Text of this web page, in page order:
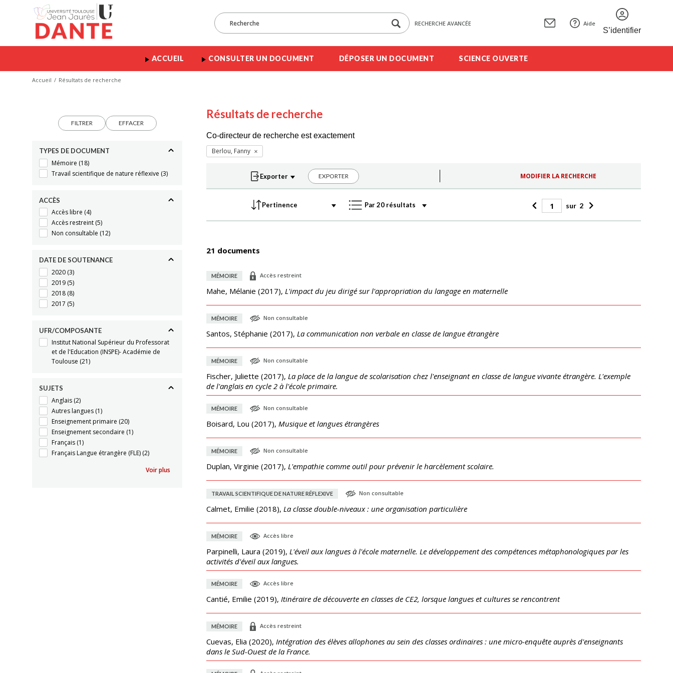
RECHERCHE AVANCÉE Aide
S’identifier
ACCUEIL CONSULTER UN DOCUMENT DÉPOSER UN DOCUMENT SCIENCE OUVERTE
Accueil Résultats de recherche
FILTRER EFFACER
TYPES DE DOCUMENT
Mémoire (18)
Travail scientifique de nature réflexive (3)
ACCÈS
Accès libre (4)
Accès restreint (5)
Non consultable (12)
DATE DE SOUTENANCE
2020 (3)
2019 (5)
2018 (8)
2017 (5)
UFR/COMPOSANTE
Institut National Supérieur du Professorat
et de l'Education (INSPE)- Académie de
Toulouse (21)
SUJETS
Anglais (2)
Autres langues (1)
Enseignement primaire (20)
Enseignement secondaire (1)
Français (1)
Français Langue étrangère (FLE) (2)
Voir plus
Résultats de recherche
Co-directeur de recherche est exactement
Berlou, Fanny
EXPORTER MODIFIER LA RECHERCHE
sur 2
21 documents
MÉMOIRE Accès restreint
Mahe, Mélanie (2017), L'impact du jeu dirigé sur l'appropriation du langage en maternelle
MÉMOIRE Non consultable
Santos, Stéphanie (2017), La communication non verbale en classe de langue étrangère
MÉMOIRE Non consultable
Fischer, Juliette (2017), La place de la langue de scolarisation chez l'enseignant en classe de langue vivante étrangère. L'exemple
de l'anglais en cycle 2 à l'école primaire.
MÉMOIRE Non consultable
Boisard, Lou (2017), Musique et langues étrangères
MÉMOIRE Non consultable
Duplan, Virginie (2017), L'empathie comme outil pour prévenir le harcèlement scolaire.
TRAVAIL SCIENTIFIQUE DE NATURE RÉFLEXIVE Non consultable
Calmet, Emilie (2018), La classe double-niveaux : une organisation particulière
MÉMOIRE Accès libre
Parpinelli, Laura (2019), L'éveil aux langues à l'école maternelle. Le développement des compétences métaphonologiques par les
activités d'éveil aux langues.
MÉMOIRE Accès libre
Cantié, Emilie (2019), Itinéraire de découverte en classes de CE2, lorsque langues et cultures se rencontrent
MÉMOIRE Accès restreint
Cuevas, Elia (2020), Intégration des élèves allophones au sein des classes ordinaires : une micro-enquête auprès d'enseignants
dans le Sud-Ouest de la France.